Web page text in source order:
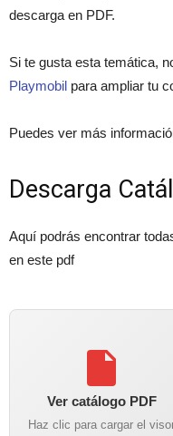
descarga en PDF.
Si te gusta esta temática,
Playmobil para ampliar tu
Puedes ver más
Descarga
Aquí podrás encontrar
en este pdf
Ver catálogo PDF
Haz clic para cargar el